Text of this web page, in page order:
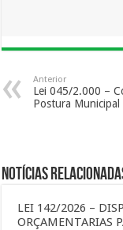
Anterior
Lei 045/2.000 –
Postura Municipal
Notícias
LEI 142/2026 –
ORÇAMENTARIAS